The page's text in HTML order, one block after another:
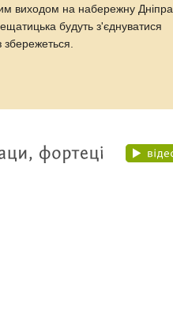
виходом на набережну Дніпра.
будуть з'єднуватися